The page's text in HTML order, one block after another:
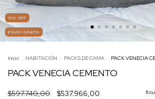
10% OFF
ENVÍO GRATIS
Inicio . HABITACIÓN . PACKS DE CAMA . PACK VENECIA
PACK VENECIA CEMENTO
$597.740,00 $537.966,00 6